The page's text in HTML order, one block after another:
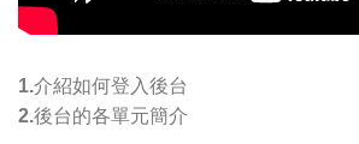
1.介紹如何登入後台
2.後台的各單元簡介